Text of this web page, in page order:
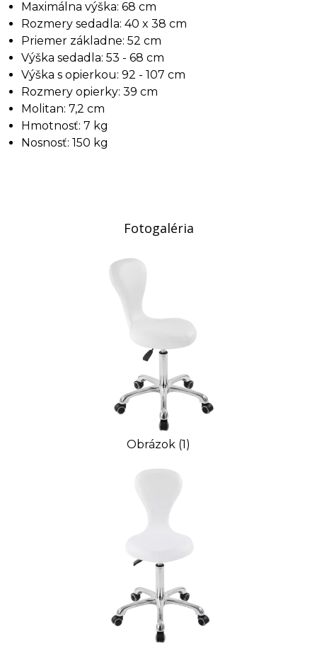
Maximálna výška: 68 cm
Rozmery sedadla: 40 x 38 cm
Priemer základne: 52 cm
Výška sedadla: 53 - 68 cm
Výška s opierkou: 92 - 107 cm
Rozmery opierky: 39 cm
Molitan: 7,2 cm
Hmotnosť: 7 kg
Nosnosť: 150 kg
Fotogaléria
Obrázok (1)